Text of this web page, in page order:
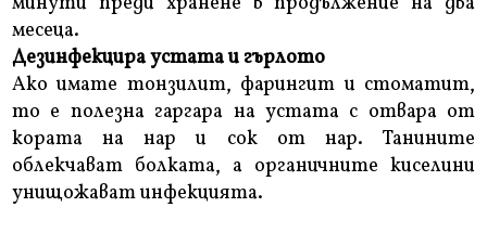
месеца.
Дезинфекцира устата и гърлото
Ако имате тонзилит, фарингит и стоматит,
то е полезна гаргара на устата с отвара от
кората на нар и сок от нар. Танините
облекчават болката, а органичните киселини
унищожават инфекцията.